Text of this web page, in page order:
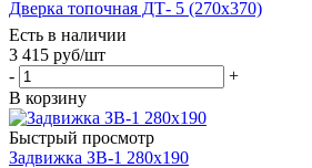
Дверка топочная ДТ- 5 (270х370)
Есть в наличии
3 415 руб/шт
-
+
В корзину
Быстрый просмотр
Задвижка ЗВ-1 280х190